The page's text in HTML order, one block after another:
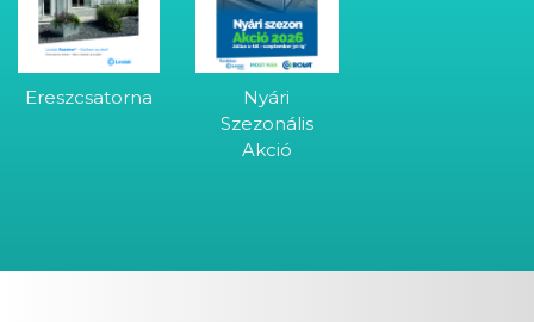
Ereszcsatorna
Nyári
Szezonális
Akció